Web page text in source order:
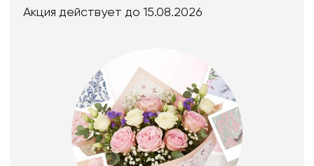
Акция действует до 15.08.2026